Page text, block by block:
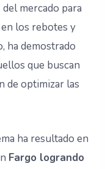
mercado para
los rebotes y
ha demostrado
que buscan
de optimizar las
ha resultado en
Fargo logrando